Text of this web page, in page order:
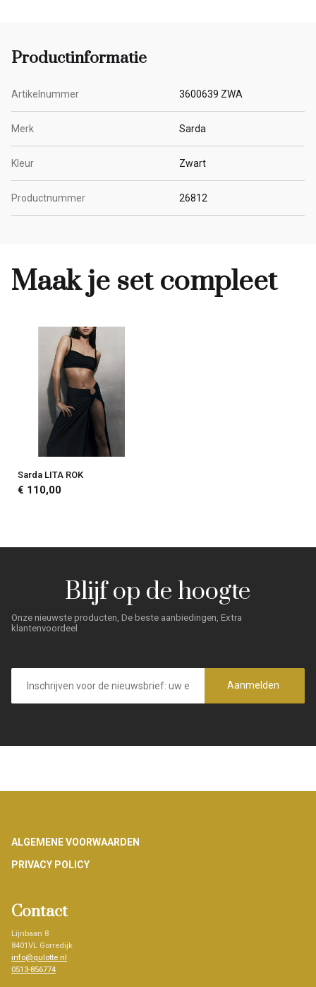
Productinformatie
Artikelnummer 3600639 ZWA
Merk Sarda
Kleur Zwart
Productnummer 26812
Maak je set compleet
Sarda LITA ROK
€ 110,00
Blijf op de hoogte
Onze nieuwste producten, De beste aanbiedingen, Extra
klantenvoordeel
mailadres
Aanmelden
Footer
ALGEMENE VOORWAARDEN
PRIVACY POLICY
Contact
Lijnbaan 8
8401VL Gorredijk
info@qulotte.nl
0513-856774